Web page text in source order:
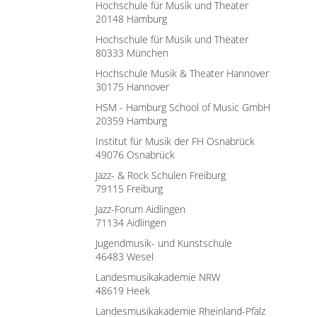
Hochschule für Musik und Theater
20148 Hamburg
Hochschule für Musik und Theater
80333 München
Hochschule Musik & Theater Hannover
30175 Hannover
HSM - Hamburg School of Music GmbH
20359 Hamburg
Institut für Musik der FH Osnabrück
49076 Osnabrück
Jazz- & Rock Schulen Freiburg
79115 Freiburg
Jazz-Forum Aidlingen
71134 Aidlingen
Jugendmusik- und Kunstschule
46483 Wesel
Landesmusikakademie NRW
48619 Heek
Landesmusikakademie Rheinland-Pfalz